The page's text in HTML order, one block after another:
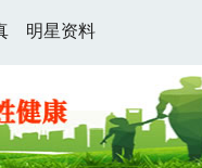
明星资料